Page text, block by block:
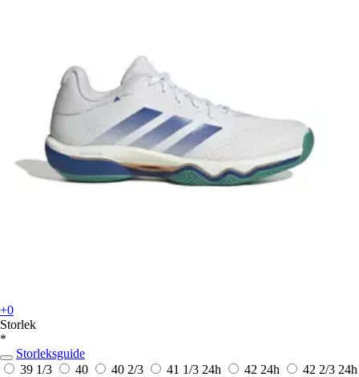
+0
Storlek
*
Storleksguide
39 1/3
40 40 2/3 41 1/3 24h 42 24h 42 2/3 24h